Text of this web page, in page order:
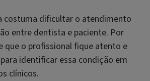
costuma dificultar o atendimento
entre dentista e paciente. Por
que o profissional fique atento e
identificar essa condição em
clínicos.